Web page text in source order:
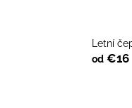
Letní
od €16